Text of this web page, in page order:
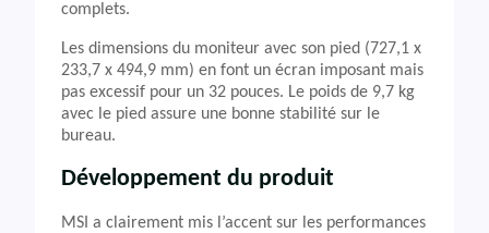
complets.
Les dimensions du moniteur avec son pied (727,1 x
233,7 x 494,9 mm) en font un écran imposant mais
pas excessif pour un 32 pouces. Le poids de 9,7 kg
avec le pied assure une bonne stabilité sur le
bureau.
Développement du produit
MSI a clairement mis l’accent sur les performances